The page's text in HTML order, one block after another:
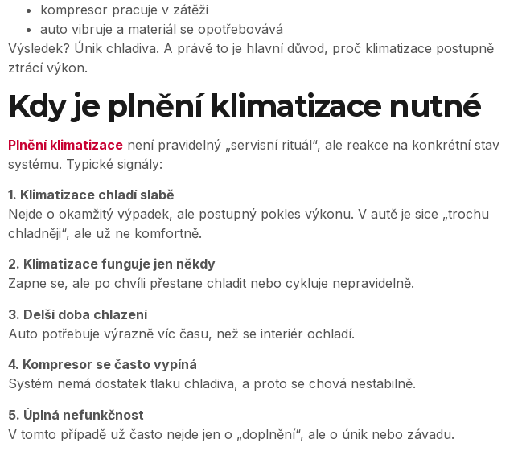
kompresor pracuje v zátěži
auto vibruje a materiál se opotřebovává
Výsledek? Únik chladiva. A právě to je hlavní důvod, proč klimatizace postupně
ztrácí výkon.
Kdy je plnění klimatizace nutné
Plnění klimatizace není pravidelný „servisní rituál“, ale reakce na konkrétní stav
systému. Typické signály:
1. Klimatizace chladí slabě
Nejde o okamžitý výpadek, ale postupný pokles výkonu. V autě je sice „trochu
chladněji“, ale už ne komfortně.
2. Klimatizace funguje jen někdy
Zapne se, ale po chvíli přestane chladit nebo cykluje nepravidelně.
3. Delší doba chlazení
Auto potřebuje výrazně víc času, než se interiér ochladí.
4. Kompresor se často vypíná
Systém nemá dostatek tlaku chladiva, a proto se chová nestabilně.
5. Úplná nefunkčnost
V tomto případě už často nejde jen o „doplnění“, ale o únik nebo závadu.